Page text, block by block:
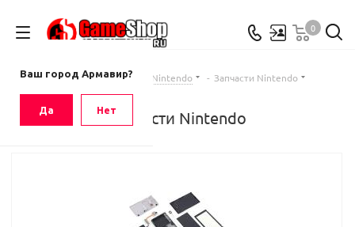
Ваш город Армавир?
Да Нет
0
Главная - Каталог Nintendo - Запчасти Nintendo
Запчасти Nintendo